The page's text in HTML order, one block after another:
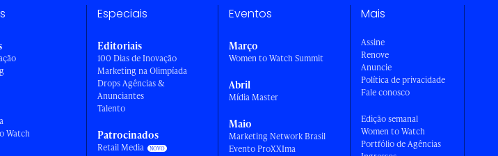
Watch
Especiais
Editoriais
100 Dias de Inovação
Marketing na Olimpíada
Drops Agências &
Anunciantes
Talento
Patrocinados
Retail Media
Eventos
Março
Women to Watch Summit
Abril
Mídia Master
Maio
Marketing Network Brasil
Evento ProXXIma
Mais
Assine
Renove
Anuncie
Política de privacidade
Fale conosco
Edição semanal
Women to Watch
Portfólio de Agências